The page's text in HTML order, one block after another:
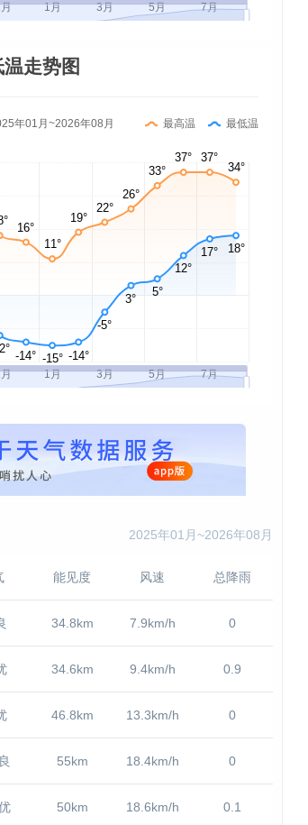
走势图
年01月~2026年08月 最高温 最低温
2025年01月~2026年08月
能见度 风速 总降雨
34.8km 7.9km/h 0
34.6km 9.4km/h 0.9
46.8km 13.3km/h 0
55km 18.4km/h 0
50km 18.6km/h 0.1